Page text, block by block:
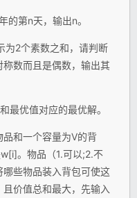
的第n天，输出n。
为2个素数之和，请判断
数而且是偶数，输出其
最优值对应的最优解。
和一个容量为V的背
。物品（1.可以;2.不
些物品装入背包可使这
价值总和最大，先输入